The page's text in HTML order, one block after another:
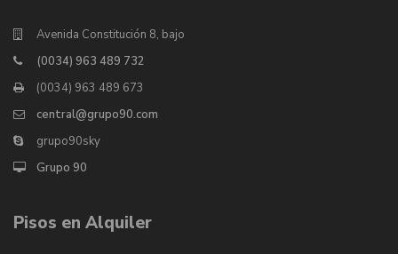
Avenida Constitución 8, bajo
(0034) 963 489 732
(0034) 963 489 673
central@grupo90.com
grupo90sky
Grupo 90
Pisos en Alquiler